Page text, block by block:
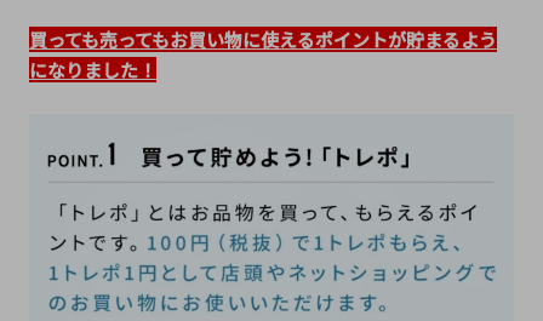
買っても売ってもお買い物に使えるポイントが貯まるよう
になりました！